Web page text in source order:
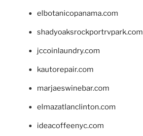
elbotanicopanama.com
shadyoaksrockportrvpark.com
jccoinlaundry.com
kautorepair.com
marjaeswinebar.com
elmazatlanclinton.com
ideacoffeenyc.com